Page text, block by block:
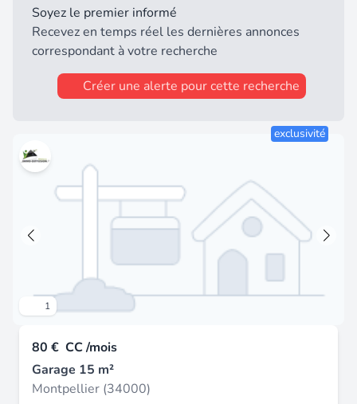
Soyez le premier informé
Recevez en temps réel les dernières annonces
correspondant à votre recherche
Créer une alerte pour cette recherche
1
exclusivité
80 € CC /mois
Garage 15 m²
Montpellier (34000)